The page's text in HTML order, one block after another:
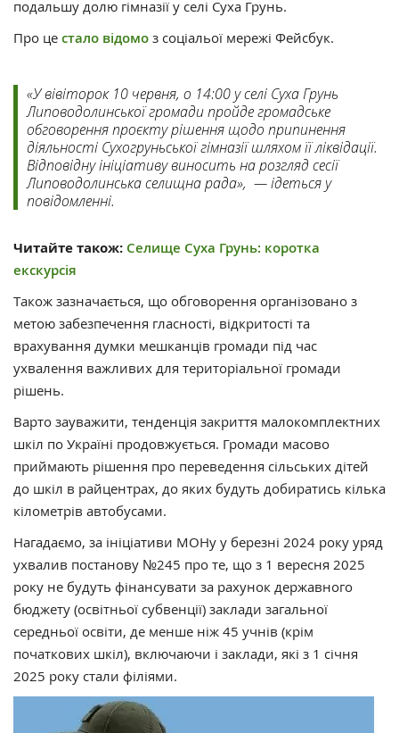
подальшу долю гімназії у селі Суха Грунь.
Про це стало відомо з соціальої мережі Фейсбук.
«У вівіторок 10 червня, о 14:00 у селі Суха Грунь
Липоводолинської громади пройде громадське
обговорення проєкту рішення щодо припинення
діяльності Сухогруньської гімназії шляхом її ліквідації.
Відповідну ініціативу виносить на розгляд сесії
Липоводолинська селищна рада», — ідеться у
повідомленні.
Читайте також: Селище Суха Грунь: коротка
екскурсія
Також зазначається, що обговорення організовано з
метою забезпечення гласності, відкритості та
врахування думки мешканців громади під час
ухвалення важливих для територіальної громади
рішень.
Варто зауважити, тенденція закриття малокомплектних
шкіл по Україні продовжується. Громади масово
приймають рішення про переведення сільських дітей
до шкіл в райцентрах, до яких будуть добиратись кілька
кілометрів автобусами.
Нагадаємо, за ініціативи МОНу у березні 2024 року уряд
ухвалив постанову №245 про те, що з 1 вересня 2025
року не будуть фінансувати за рахунок державного
бюджету (освітньої субвенції) заклади загальної
середньої освіти, де менше ніж 45 учнів (крім
початкових шкіл), включаючи і заклади, які з 1 січня
2025 року стали філіями.